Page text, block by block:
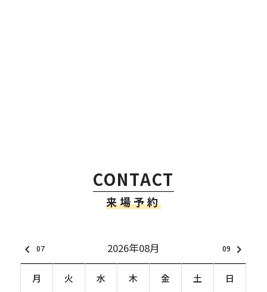
CONTACT
来場予約
keyboard_arrow_left 07 2026年08月 09 keyboard_arrow_right
月 火 水 木 金 土 日